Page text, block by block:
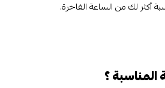
أكثر لك من الساعة الفاخرة.
المناسبة ؟